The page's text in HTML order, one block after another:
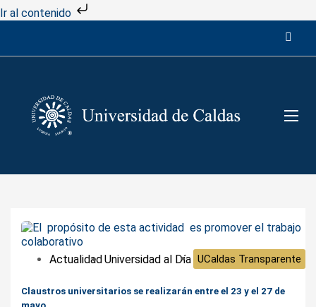
Ir al contenido
ActualidadUniversidad al Día UCaldas Transparente
Claustros universitarios se realizarán entre el 23 y el 27 de